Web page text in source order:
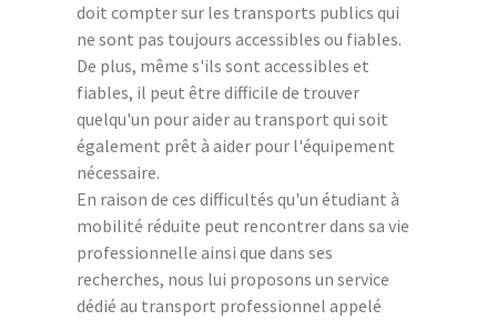
doit compter sur les transports publics qui
ne sont pas toujours accessibles ou fiables.
De plus, même s'ils sont accessibles et
fiables, il peut être difficile de trouver
quelqu'un pour aider au transport qui soit
également prêt à aider pour l'équipement
nécessaire.
En raison de ces difficultés qu'un étudiant à
mobilité réduite peut rencontrer dans sa vie
professionnelle ainsi que dans ses
recherches, nous lui proposons un service
dédié au transport professionnel appelé